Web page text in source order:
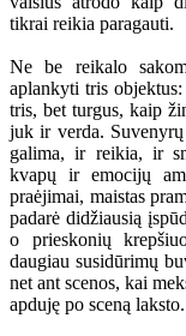
tikrai reikia paragauti.
Ne be reikalo
aplankyti tris
tris, bet turgus, kaip
juk ir verda.
galima, ir reikia, ir
kvapų ir emocijų
praėjimai, maistas
padarė didžiausią
o prieskonių
daugiau susidūrimų
net ant scenos, kai
apduję po sceną laksto.